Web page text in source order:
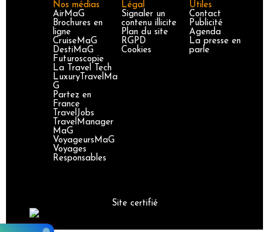
Nos médias
AirMaG
Brochures en
ligne
CruiseMaG
DestiMaG
Futuroscopie
La Travel Tech
LuxuryTravelMa
G
Partez en
France
TravelJobs
TravelManager
MaG
VoyageursMaG
Voyages
Responsables
Légal
Signaler un
contenu illicite
Plan du site
RGPD
Cookies
Utiles
Contact
Publicité
Agenda
La presse en
parle
Site certifié